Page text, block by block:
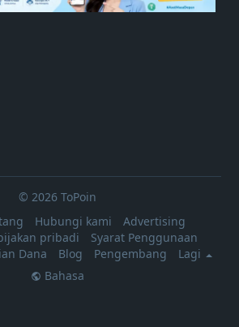
© 2026 ToPoin
Hubungi kami
Advertising
pribadi
Syarat Penggunaan
Dana
Blog Pengembang
Lagi
Bahasa